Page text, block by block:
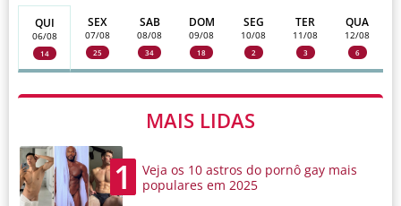
QUI
06/08
14
SEX
07/08
25
SAB
08/08
34
DOM
09/08
18
SEG
10/08
2
TER
11/08
3
QUA
12/08
6
MAIS LIDAS
1
Veja os 10 astros do pornô gay mais
populares em 2025